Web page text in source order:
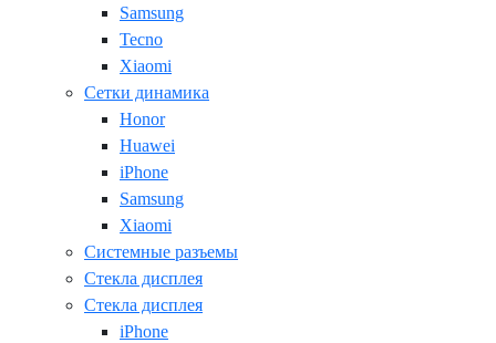
Samsung
Tecno
Xiaomi
Сетки динамика
Honor
Huawei
iPhone
Samsung
Xiaomi
Системные разъемы
Стекла дисплея
Стекла дисплея
iPhone